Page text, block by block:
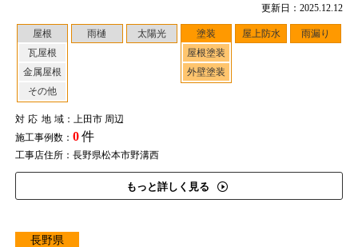
更新日：2025.12.12
屋根
瓦屋根
金属屋根
その他
雨樋 太陽光
塗装
屋根塗装
外壁塗装
屋上防水 雨漏り
対応地域：上田市 周辺
施工事例数： 0件
工事店住所：長野県松本市野溝西
もっと詳しく見る
長野県